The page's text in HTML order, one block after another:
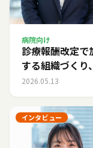
病院向け
診療報酬改定で
する組織づくり
2026.05.13
インタビュー